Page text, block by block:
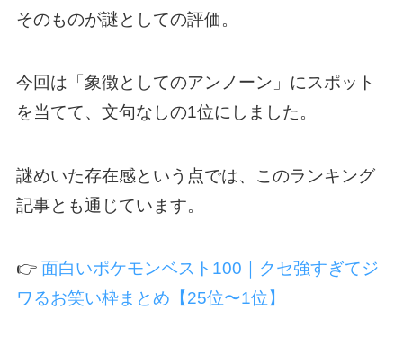
そのものが謎としての評価。
今回は「象徴としてのアンノーン」にスポット
を当てて、文句なしの1位にしました。
謎めいた存在感という点では、このランキング
記事とも通じています。
👉 面白いポケモンベスト100｜クセ強すぎてジ
ワるお笑い枠まとめ【25位〜1位】